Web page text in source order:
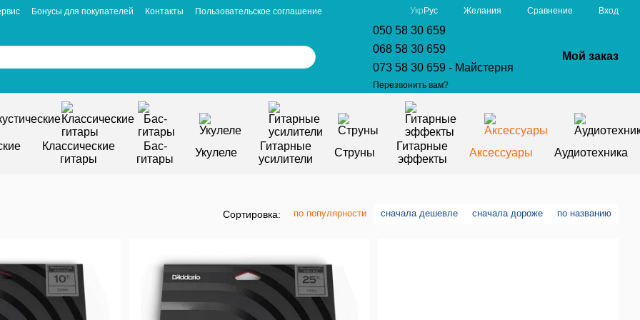
Бонусы для покупателей Контакты
Пользовательское соглашение
Укр Рус Желания Сравнение Вход
050 58 30 659
068 58 30 659
073 58 30 659 - Майстерня
Перезвонить вам?
Мой заказ
Классические
гитары
Бас-
гитары
Укулеле
Гитарные
усилители
Струны
Гитарные
эффекты
Аксессуары Аудиотехника
Сортировка: по популярности сначала дешевле сначала дороже по названию